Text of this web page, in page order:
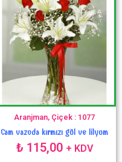
Aranjman, Çiçek : 1077
Cam vazoda kırmızı gül ve lilyum
₺ 115,00 + KDV